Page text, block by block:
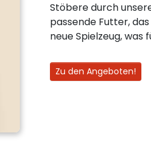
Stöbere durch
passende Futter,
neue Spielzeug, was
Zu den Angeboten!